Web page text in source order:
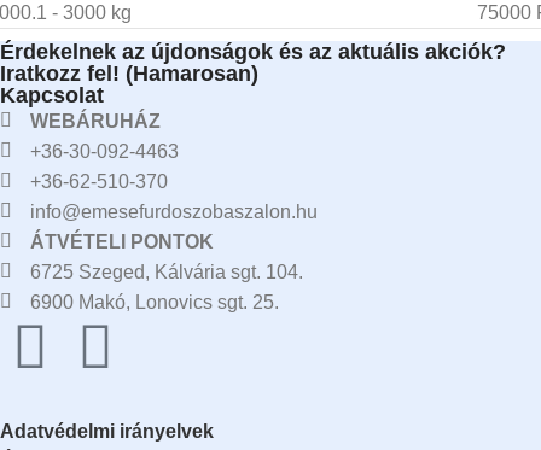
- 3000 kg 75000
Érdekelnek az újdonságok és az aktuális akciók?
Iratkozz fel! (Hamarosan)
Kapcsolat
WEBÁRUHÁZ
+36-30-092-4463
+36-62-510-370
info@emesefurdoszobaszalon.hu
ÁTVÉTELI PONTOK
6725 Szeged, Kálvária sgt. 104.​
6900 Makó, Lonovics sgt. 25.
Adatvédelmi irányelvek